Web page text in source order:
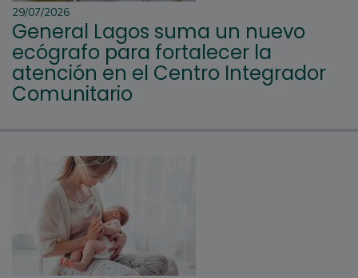
29/07/2026
General Lagos suma un nuevo
ecógrafo para fortalecer la
atención en el Centro Integrador
Comunitario